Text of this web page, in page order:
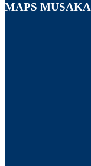
MAPS MUSAKA